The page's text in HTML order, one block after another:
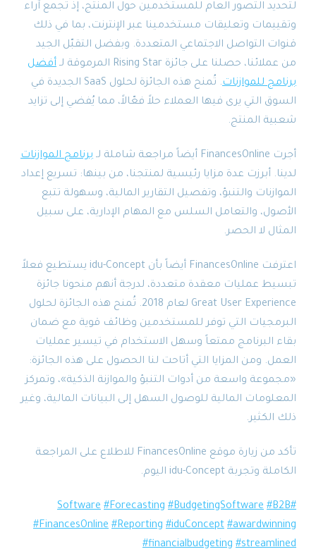
لتحديد التصور العام للمستخدمين حول المنتج، إذ تجمع آراء
وتقييمات وتعليقات مستخدمينا عبر الإنترنت، بما في ذلك
قنوات التواصل الاجتماعي المتعددة. وبفضل التقبّل الجيد
من عملائنا، حصلنا على جائزة Rising Star المرموقة لـ
أفضل
برنامج للموازنات
. تُمنح هذه الجائزة لحلول SaaS الجديدة في
السوق التي يرى فيها العملاء حلاً فعّالاً، مما يُفضي إلى تزايد
شعبية المنتج.
أجرت FinancesOnline أيضاً مراجعة شاملة لـ
برنامج الموازنات
لدينا. أبرزت عدة مزايا رئيسية لمنتجنا، من بينها: تسريع إعداد
الموازنات والتنبؤ، وتفصيل التقارير المالية، وسهولة تتبع
الأصول، والتعامل السلس مع المهام الإدارية، على سبيل
المثال لا الحصر.
اعترفت FinancesOnline أيضاً بأن idu-Concept يستطيع فعلاً
تبسيط عمليات معقدة متعددة، لدرجة أنهم منحونا جائزة
Great User Experience لعام 2018. تُمنح هذه الجائزة لحلول
البرمجيات التي توفر للمستخدمين وظائف قوية مع ضمان
بقاء البرنامج ممتعاً وسهل الاستخدام في تيسير عمليات
العمل. ومن المزايا التي أتاحت لنا الحصول على هذه الجائزة:
«مجموعة واسعة من أدوات التنبؤ والموازنة الذكية»، وتمركز
المعلومات المالية للوصول السهل إلى البيانات المالية، وغير
ذلك الكثير.
تأكد من زيارة موقع FinancesOnline للاطلاع على المراجعة
الكاملة وتجربة idu-Concept اليوم.
#Software
#Forecasting #BudgetingSoftware #B2B
#FinancesOnline #Reporting #iduConcept #awardwinning
#financialbudgeting #streamlined